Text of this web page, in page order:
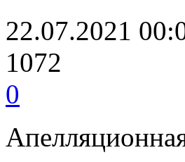
22.07.2021
1072
0